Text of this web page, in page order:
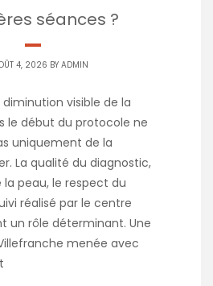
séances ?
4, 2026 BY ADMIN
visible de la
le début du protocole ne
uniquement de la
La qualité du diagnostic,
peau, le respect du
réalisé par le centre
un rôle déterminant. Une
menée avec